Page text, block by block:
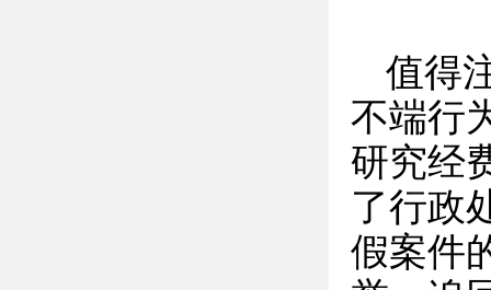
值得
不端行
研究经
了行政
假案件